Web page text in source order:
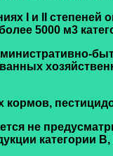
I и II степеней
5000 м3
кормов,
не
категории